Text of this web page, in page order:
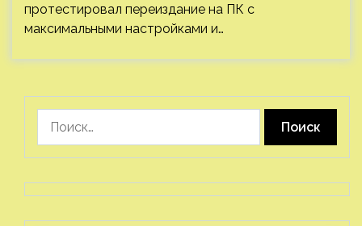
протестировал переиздание на ПК с
максимальными настройками и…